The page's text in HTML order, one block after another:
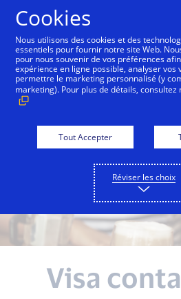
Pour les commerçants
Visa
Cookies
Nous utilisons des cookies et des
essentiels pour fournir notre site Web.
pour nous souvenir de vos préférences
expérience en ligne possible, analyser vos
permettre le marketing personnalisé (y
marketing). Pour plus de détails,
Tout Accepter
Réviser les choix